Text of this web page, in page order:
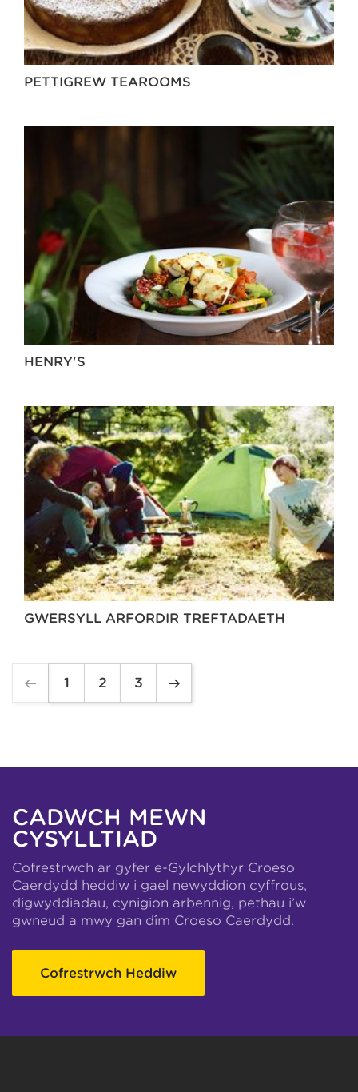
PETTIGREW TEAROOMS
HENRY'S
GWERSYLL ARFORDIR TREFTADAETH
1 2 3
CADWCH MEWN
CYSYLLTIAD
Cofrestrwch ar gyfer e-Gylchlythyr Croeso
Caerdydd heddiw i gael newyddion cyffrous,
digwyddiadau, cynigion arbennig, pethau i’w
gwneud a mwy gan dîm Croeso Caerdydd.
Cofrestrwch Heddiw